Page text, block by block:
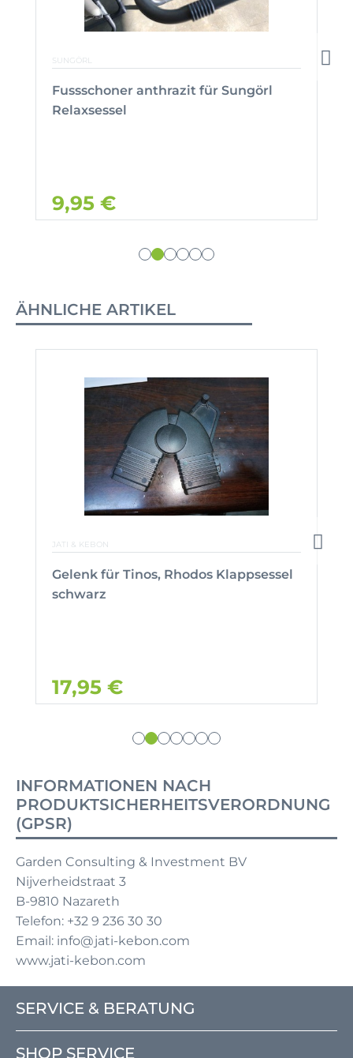
SUNGÖRL
Fussschoner anthrazit für Sungörl
Relaxsessel
9,95 €
ÄHNLICHE ARTIKEL
JATI & KEBON
Gelenk für Tinos, Rhodos Klappsessel
schwarz
17,95 €
INFORMATIONEN NACH
PRODUKTSICHERHEITSVERORDNUNG
(GPSR)
Garden Consulting & Investment BV
Nijverheidstraat 3
B-9810 Nazareth
Telefon: +32 9 236 30 30
Email: info@jati-kebon.com
www.jati-kebon.com
SERVICE & BERATUNG
SHOP SERVICE